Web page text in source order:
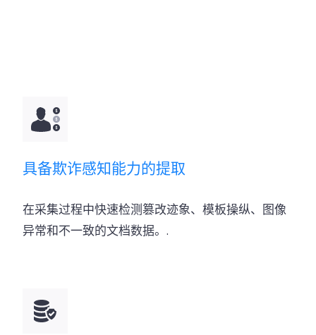
具备欺诈感知能力的提取
在采集过程中快速检测篡改迹象、模板操纵、图像
异常和不一致的文档数据。.